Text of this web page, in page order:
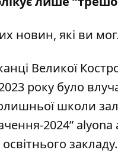
новин, які ви
Великої
року було
школи
2024”
закладу.